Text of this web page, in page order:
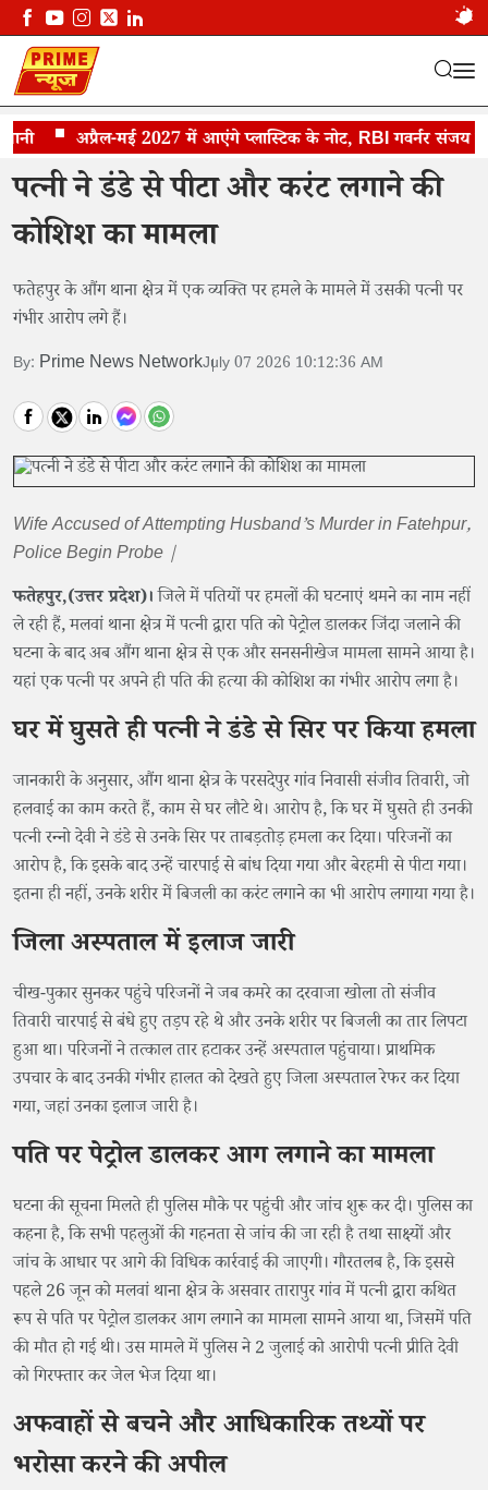
अप्रैल-मई 2027 में आएंगे प्लास्टिक के नोट, RBI गवर्नर संजय
पति पर हमले का आरोप
पत्नी ने डंडे से पीटा और करंट लगाने की
कोशिश का मामला
फतेहपुर के औंग थाना क्षेत्र में एक व्यक्ति पर हमले के मामले में उसकी पत्नी पर
गंभीर आरोप लगे हैं।
By: Prime News NetworkJuly 07 2026 10:12:36 AM
Wife Accused of Attempting Husband’s Murder in Fatehpur,
Police Begin Probe |
फतेहपुर,(उत्तर प्रदेश)।जिले में पतियों पर हमलों की घटनाएं थमने का नाम नहीं
ले रही हैं, मलवां थाना क्षेत्र में पत्नी द्वारा पति को पेट्रोल डालकर जिंदा जलाने की
घटना के बाद अब औंग थाना क्षेत्र से एक और सनसनीखेज मामला सामने आया है।
यहां एक पत्नी पर अपने ही पति की हत्या की कोशिश का गंभीर आरोप लगा है।
घर में घुसते ही पत्नी ने डंडे से सिर पर किया हमला
जानकारी के अनुसार, औंग थाना क्षेत्र के परसदेपुर गांव निवासी संजीव तिवारी, जो
हलवाई का काम करते हैं, काम से घर लौटे थे। आरोप है, कि घर में घुसते ही उनकी
पत्नी रन्नो देवी ने डंडे से उनके सिर पर ताबड़तोड़ हमला कर दिया। परिजनों का
आरोप है, कि इसके बाद उन्हें चारपाई से बांध दिया गया और बेरहमी से पीटा गया।
इतना ही नहीं, उनके शरीर में बिजली का करंट लगाने का भी आरोप लगाया गया है।
जिला अस्पताल में इलाज जारी
चीख-पुकार सुनकर पहुंचे परिजनों ने जब कमरे का दरवाजा खोला तो संजीव
तिवारी चारपाई से बंधे हुए तड़प रहे थे और उनके शरीर पर बिजली का तार लिपटा
हुआ था। परिजनों ने तत्काल तार हटाकर उन्हें अस्पताल पहुंचाया। प्राथमिक
उपचार के बाद उनकी गंभीर हालत को देखते हुए जिला अस्पताल रेफर कर दिया
गया, जहां उनका इलाज जारी है।
पति पर पेट्रोल डालकर आग लगाने का मामला
घटना की सूचना मिलते ही पुलिस मौके पर पहुंची और जांच शुरू कर दी। पुलिस का
कहना है, कि सभी पहलुओं की गहनता से जांच की जा रही है तथा साक्ष्यों और
जांच के आधार पर आगे की विधिक कार्रवाई की जाएगी। गौरतलब है, कि इससे
पहले 26 जून को मलवां थाना क्षेत्र के असवार तारापुर गांव में पत्नी द्वारा कथित
रूप से पति पर पेट्रोल डालकर आग लगाने का मामला सामने आया था, जिसमें पति
की मौत हो गई थी। उस मामले में पुलिस ने 2 जुलाई को आरोपी पत्नी प्रीति देवी
को गिरफ्तार कर जेल भेज दिया था।
अफवाहों से बचने और आधिकारिक तथ्यों पर
भरोसा करने की अपील